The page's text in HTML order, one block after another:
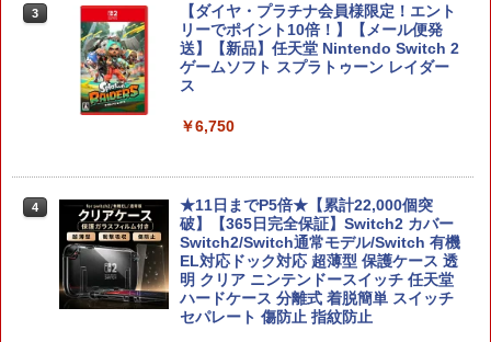
3
【ダイヤ・プラチナ会員様限定！エント
リーでポイント10倍！】【メール便発
送】【新品】任天堂 Nintendo Switch 2
ゲームソフト スプラトゥーン レイダー
ス
￥6,750
4
★11日までP5倍★【累計22,000個突
破】【365日完全保証】Switch2 カバー
Switch2/Switch通常モデル/Switch 有機
EL対応ドック対応 超薄型 保護ケース 透
明 クリア ニンテンドースイッチ 任天堂
ハードケース 分離式 着脱簡単 スイッチ
セパレート 傷防止 指紋防止